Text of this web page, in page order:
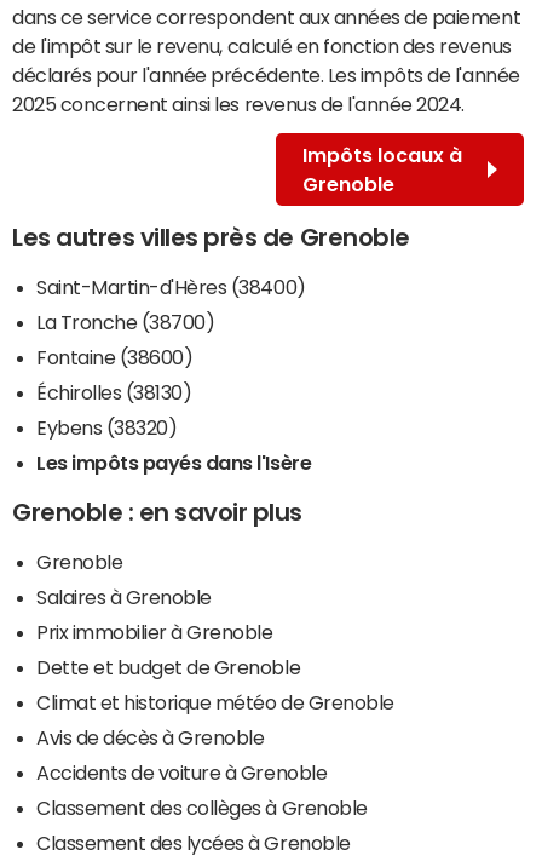
dans ce service correspondent aux années de paiement
de l'impôt sur le revenu, calculé en fonction des revenus
déclarés pour l'année précédente. Les impôts de l'année
2025 concernent ainsi les revenus de l'année 2024.
Impôts locaux à
Grenoble
Les autres villes près de Grenoble
Saint-Martin-d'Hères (38400)
La Tronche (38700)
Fontaine (38600)
Échirolles (38130)
Eybens (38320)
Les impôts payés dans l'Isère
Grenoble : en savoir plus
Grenoble
Salaires à Grenoble
Prix immobilier à Grenoble
Dette et budget de Grenoble
Climat et historique météo de Grenoble
Avis de décès à Grenoble
Accidents de voiture à Grenoble
Classement des collèges à Grenoble
Classement des lycées à Grenoble